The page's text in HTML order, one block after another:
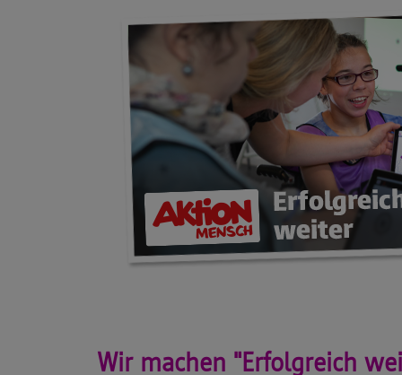
Wir machen "Erfolgreich